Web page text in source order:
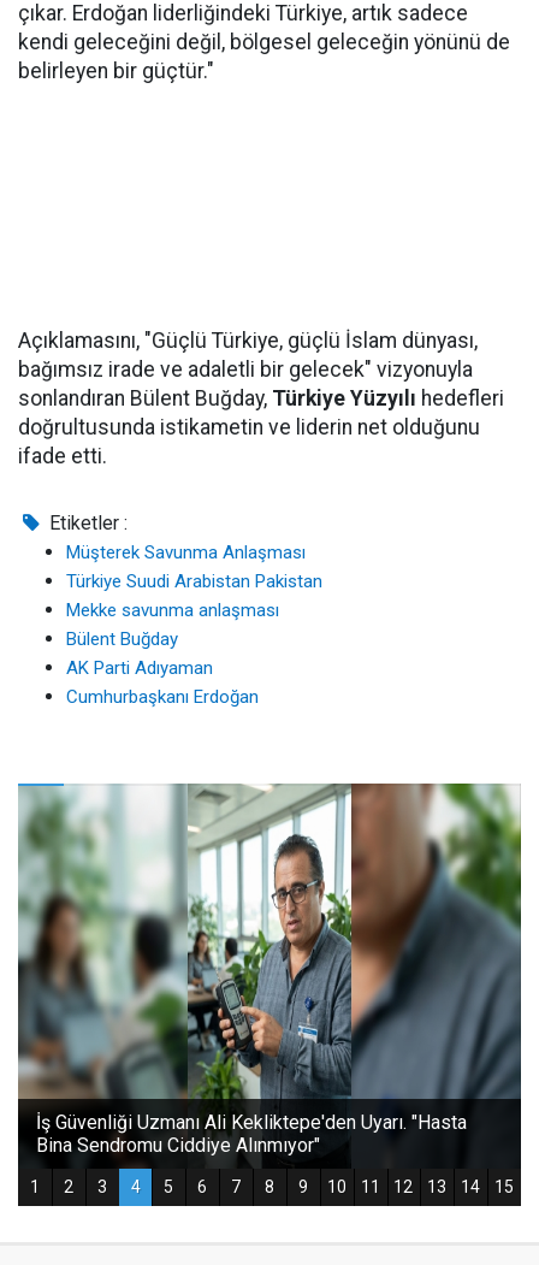
çıkar. Erdoğan liderliğindeki Türkiye, artık sadece
kendi geleceğini değil, bölgesel geleceğin yönünü de
belirleyen bir güçtür."
Açıklamasını, "Güçlü Türkiye, güçlü İslam dünyası,
bağımsız irade ve adaletli bir gelecek" vizyonuyla
sonlandıran Bülent Buğday, Türkiye Yüzyılı hedefleri
doğrultusunda istikametin ve liderin net olduğunu
ifade etti.
Etiketler :
Müşterek Savunma Anlaşması
Türkiye Suudi Arabistan Pakistan
Mekke savunma anlaşması
Bülent Buğday
AK Parti Adıyaman
Cumhurbaşkanı Erdoğan